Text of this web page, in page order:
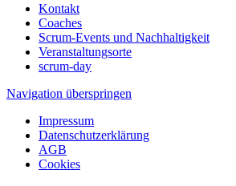
Kontakt
Coaches
Scrum-Events und Nachhaltigkeit
Veranstaltungsorte
scrum-day
Navigation überspringen
Impressum
Datenschutzerklärung
AGB
Cookies